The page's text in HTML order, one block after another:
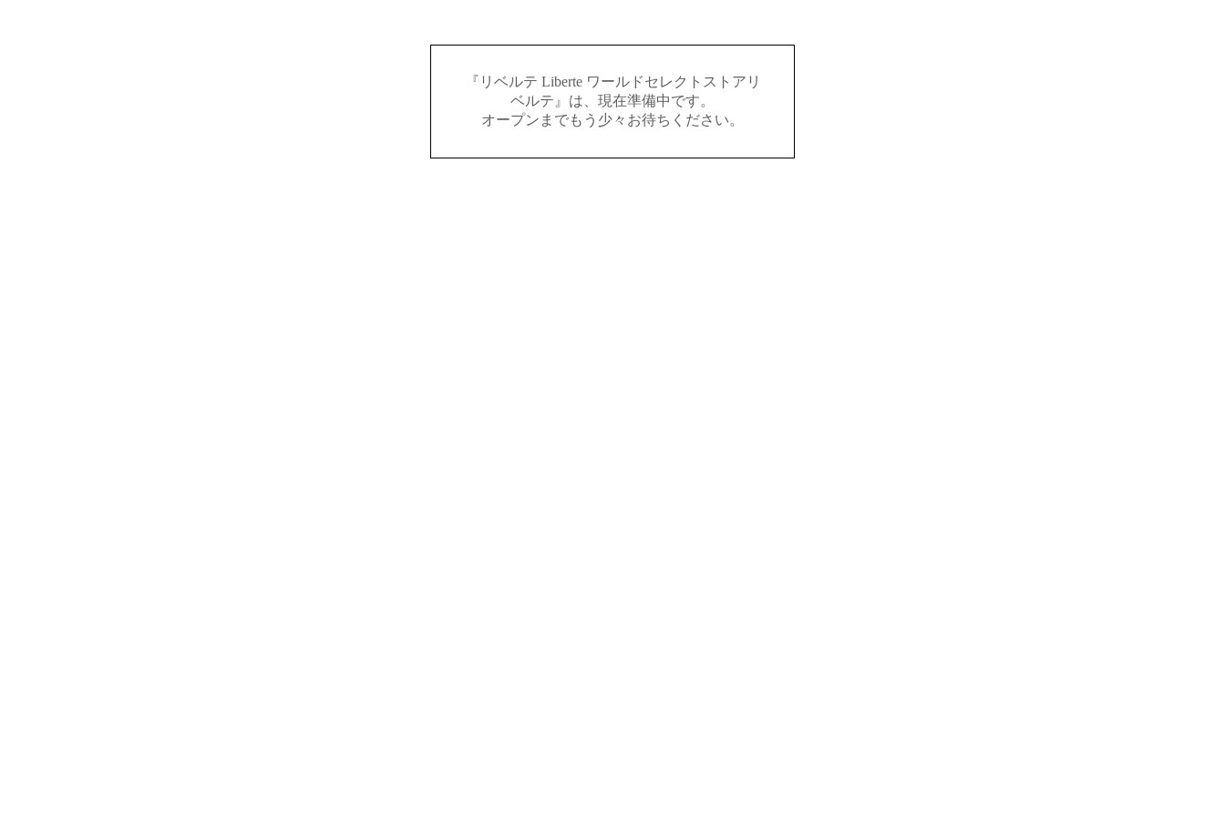
『リベルテ Liberte ワールドセレクトストアリ
ベルテ』は、現在準備中です。
オープンまでもう少々お待ちください。